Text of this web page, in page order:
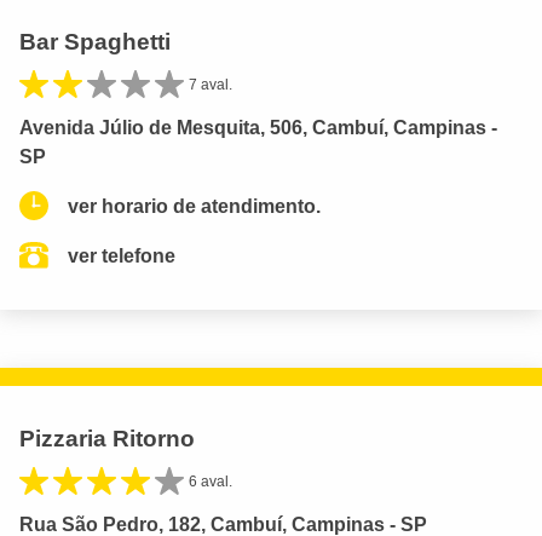
Bar Spaghetti
7 aval.
Avenida Júlio de Mesquita, 506, Cambuí, Campinas -
SP
ver horario de atendimento.
ver telefone
Pizzaria Ritorno
6 aval.
Rua São Pedro, 182, Cambuí, Campinas - SP